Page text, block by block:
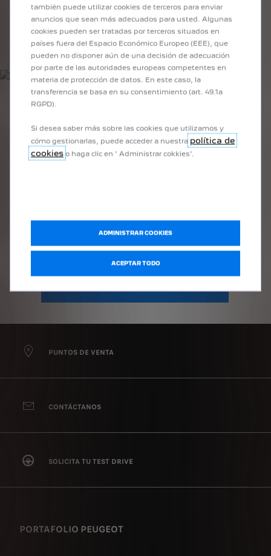
EN SAVOIR PLUS
A l'écoute des évolutions du marché, le groupe Stellantis a
créé Free2Move Lease, une entité dédiée au
développement d'offres de location longue durée adaptées
EN SAVOIR PLUS
PUNTOS DE VENTA
CONTÁCTANOS
SOLICITA TU TEST DRIVE
PORTAFOLIO PEUGEOT
también puede utilizar cookies de terceros para enviar
anuncios que sean más adecuados para usted. Algunas
cookies pueden ser tratadas por terceros situados en
países fuera del Espacio Económico Europeo (EEE), que
pueden no disponer aún de una decisión de adecuación
por parte de las autoridades europeas competentes en
materia de protección de datos. En este caso, la
transferencia se basa en su consentimiento (art. 49.1a
RGPD).
Si desea saber más sobre las cookies que utilizamos y
cómo gestionarlas, puede acceder a nuestra política de
cookies o haga clic en ' Administrar cokkies'.
ADMINISTRAR COOKIES
ACEPTAR TODO